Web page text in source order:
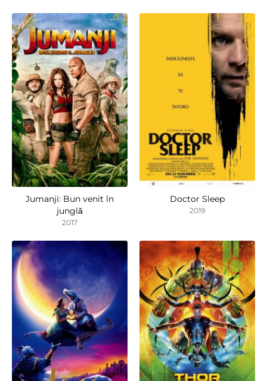
Jumanji: Bun venit în
junglă
2017
Doctor Sleep
2019